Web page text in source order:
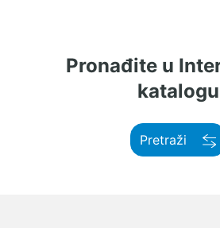
Pronađite u
katalogu
Pretraži